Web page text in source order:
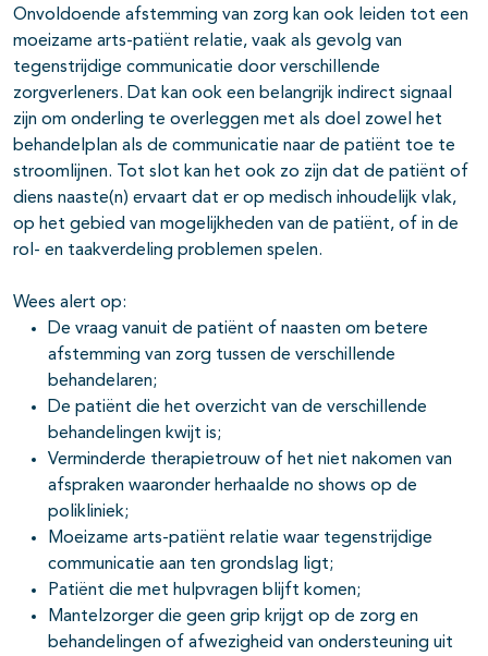
Onvoldoende afstemming van zorg kan ook leiden tot een
moeizame arts-patiënt relatie, vaak als gevolg van
tegenstrijdige communicatie door verschillende
zorgverleners. Dat kan ook een belangrijk indirect signaal
zijn om onderling te overleggen met als doel zowel het
behandelplan als de communicatie naar de patiënt toe te
stroomlijnen. Tot slot kan het ook zo zijn dat de patiënt of
diens naaste(n) ervaart dat er op medisch inhoudelijk vlak,
op het gebied van mogelijkheden van de patiënt, of in de
rol- en taakverdeling problemen spelen.
Wees alert op:
De vraag vanuit de patiënt of naasten om betere
afstemming van zorg tussen de verschillende
behandelaren;
De patiënt die het overzicht van de verschillende
behandelingen kwijt is;
Verminderde therapietrouw of het niet nakomen van
afspraken waaronder herhaalde no shows op de
polikliniek;
Moeizame arts-patiënt relatie waar tegenstrijdige
communicatie aan ten grondslag ligt;
Patiënt die met hulpvragen blijft komen;
Mantelzorger die geen grip krijgt op de zorg en
behandelingen of afwezigheid van ondersteuning uit